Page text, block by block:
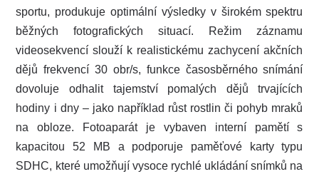
sportu, produkuje optimální výsledky v širokém spektru
běžných fotografických situací. Režim záznamu
videosekvencí slouží k realistickému zachycení akčních
dějů frekvencí 30 obr/s, funkce časosběrného snímání
dovoluje odhalit tajemství pomalých dějů trvajících
hodiny i dny – jako například růst rostlin či pohyb mraků
na obloze. Fotoaparát je vybaven interní pamětí s
kapacitou 52 MB a podporuje paměťové karty typu
SDHC, které umožňují vysoce rychlé ukládání snímků na